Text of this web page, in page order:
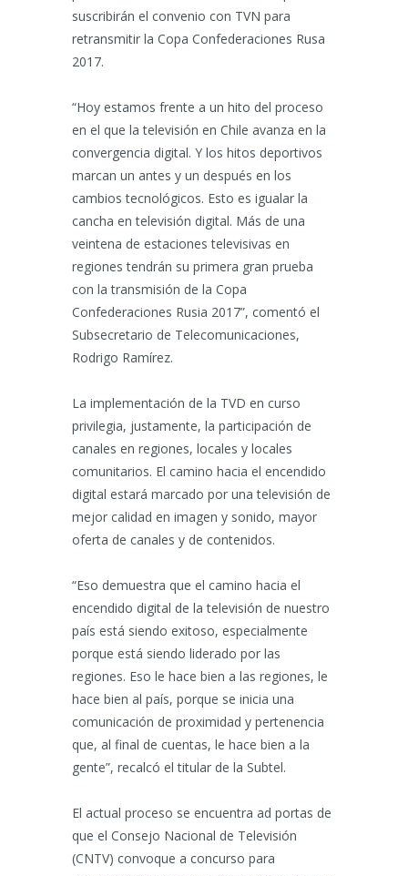
suscribirán el convenio con TVN para
retransmitir la Copa Confederaciones Rusa
2017.
“Hoy estamos frente a un hito del proceso
en el que la televisión en Chile avanza en la
convergencia digital. Y los hitos deportivos
marcan un antes y un después en los
cambios tecnológicos. Esto es igualar la
cancha en televisión digital. Más de una
veintena de estaciones televisivas en
regiones tendrán su primera gran prueba
con la transmisión de la Copa
Confederaciones Rusia 2017”, comentó el
Subsecretario de Telecomunicaciones,
Rodrigo Ramírez.
La implementación de la TVD en curso
privilegia, justamente, la participación de
canales en regiones, locales y locales
comunitarios. El camino hacia el encendido
digital estará marcado por una televisión de
mejor calidad en imagen y sonido, mayor
oferta de canales y de contenidos.
“Eso demuestra que el camino hacia el
encendido digital de la televisión de nuestro
país está siendo exitoso, especialmente
porque está siendo liderado por las
regiones. Eso le hace bien a las regiones, le
hace bien al país, porque se inicia una
comunicación de proximidad y pertenencia
que, al final de cuentas, le hace bien a la
gente”, recalcó el titular de la Subtel.
El actual proceso se encuentra ad portas de
que el Consejo Nacional de Televisión
(CNTV) convoque a concurso para